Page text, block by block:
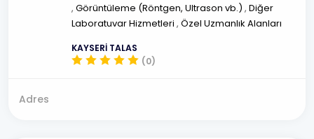
, Görüntüleme (Röntgen, Ultrason vb.) , Diğer
Laboratuvar Hizmetleri , Özel Uzmanlık Alanları
KAYSERİ TALAS
(0)
Adres